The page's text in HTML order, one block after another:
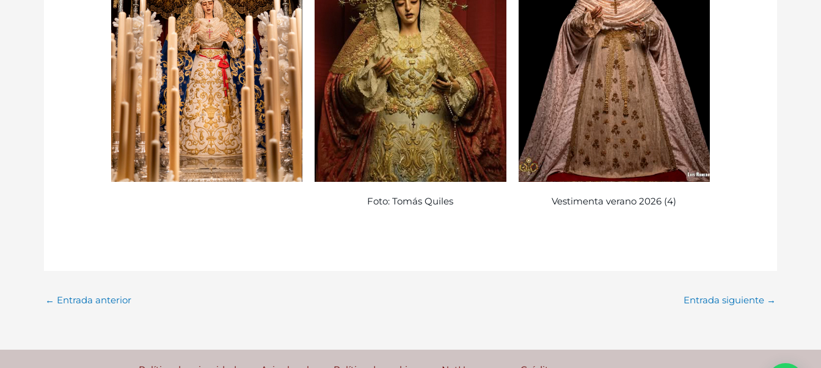
Foto: Tomás Quiles Vestimenta verano 2026 (4)
← Entrada anterior Entrada siguiente →